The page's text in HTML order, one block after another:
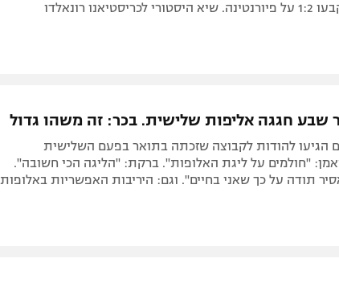
רונאלדו
שבע חגגה אליפות שלישית. בכר: זה משהו גדול
הגיעו להודות לקבוצה שזכתה בתואר בפעם השלישית
"חולמים על ליגת האלופות". ברקת: "הליגה הכי חשובה".
תודה על כך שאני בחיים". וגם: היריבות האפשריות באלופות